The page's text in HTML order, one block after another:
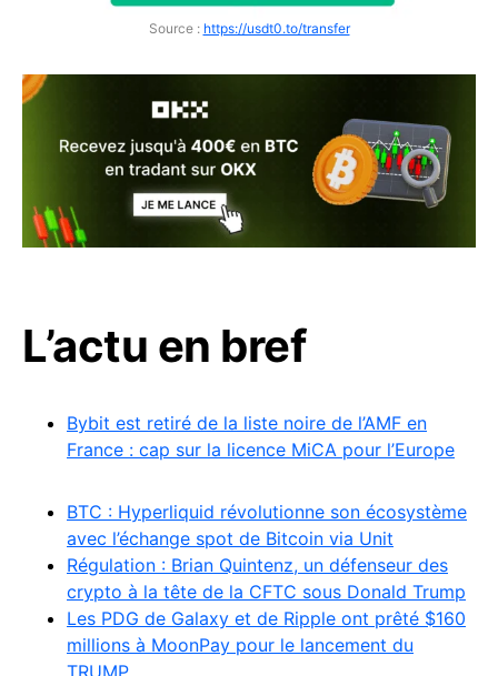
Source : https://usdt0.to/transfer
L’actu en bref
Bybit est retiré de la liste noire de l’AMF en
France : cap sur la licence MiCA pour l’Europe
BTC : Hyperliquid révolutionne son écosystème
avec l’échange spot de Bitcoin via Unit
Régulation : Brian Quintenz, un défenseur des
crypto à la tête de la CFTC sous Donald Trump
Les PDG de Galaxy et de Ripple ont prêté $160
millions à MoonPay pour le lancement du